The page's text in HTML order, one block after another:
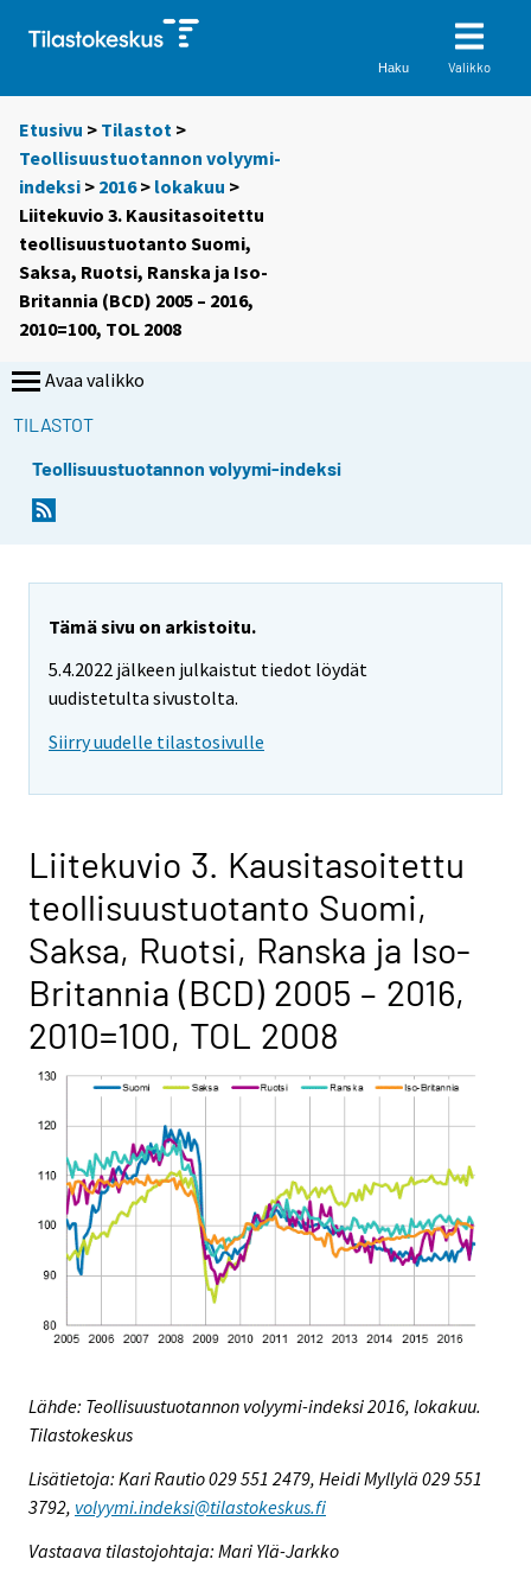
Haku Valikko
Etusivu > Tilastot >
Teollisuustuotannon volyymi-
indeksi > 2016> lokakuu >
Liitekuvio 3. Kausitasoitettu
teollisuustuotanto Suomi,
Saksa, Ruotsi, Ranska ja Iso-
Britannia (BCD) 2005 – 2016,
2010=100, TOL 2008
Avaa valikko
TILASTOT
Teollisuustuotannon volyymi-indeksi
Tämä sivu on arkistoitu.
5.4.2022 jälkeen julkaistut tiedot löydät
uudistetulta sivustolta.
Siirry uudelle tilastosivulle
Liitekuvio 3. Kausitasoitettu
teollisuustuotanto Suomi,
Saksa, Ruotsi, Ranska ja Iso-
Britannia (BCD) 2005 – 2016,
2010=100, TOL 2008
Lähde: Teollisuustuotannon volyymi-indeksi 2016, lokakuu.
Tilastokeskus
Lisätietoja: Kari Rautio 029 551 2479, Heidi Myllylä 029 551
3792, volyymi.indeksi@tilastokeskus.fi
Vastaava tilastojohtaja: Mari Ylä-Jarkko